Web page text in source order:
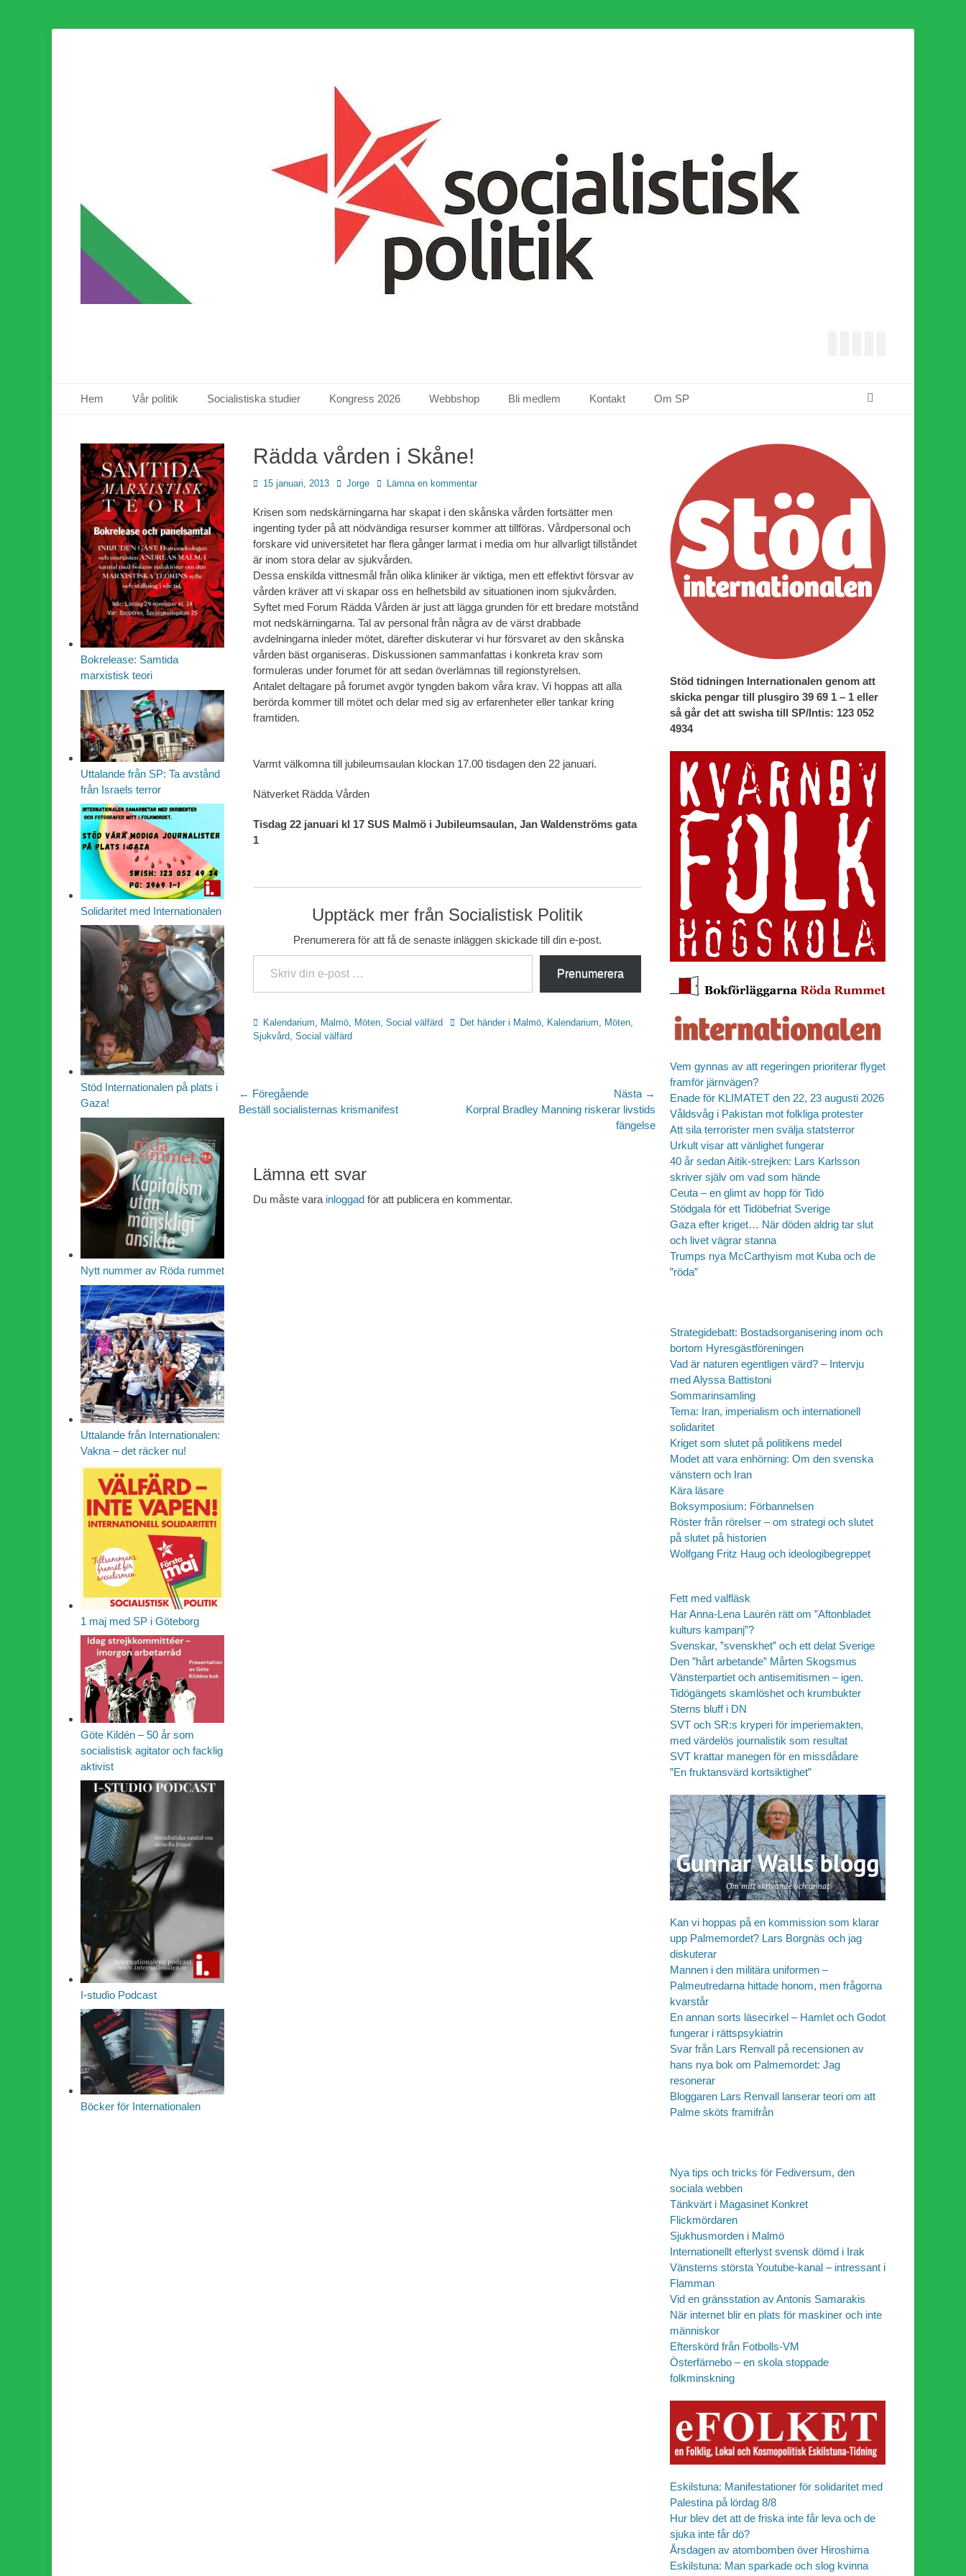
Primär meny
Hem Vår politik Socialistiska studier Kongress 2026 Webbshop Bli medlem Kontakt Om SP
Rädda vården i Skåne!
Publicerad
15 januari, 2013 Författare
Jorge Lämna en kommentar
Krisen som nedskärningarna har skapat i den skånska vården fortsätter men
ingenting tyder på att nödvändiga resurser kommer att tillföras. Vårdpersonal och
forskare vid universitetet har flera gånger larmat i media om hur allvarligt tillståndet
är inom stora delar av sjukvården.
Dessa enskilda vittnesmål från olika kliniker är viktiga, men ett effektivt försvar av
vården kräver att vi skapar oss en helhetsbild av situationen inom sjukvården.
Syftet med Forum Rädda Vården är just att lägga grunden för ett bredare motstånd
mot nedskärningarna. Tal av personal från några av de värst drabbade
avdelningarna inleder mötet, därefter diskuterar vi hur försvaret av den skånska
vården bäst organiseras. Diskussionen sammanfattas i konkreta krav som
formuleras under forumet för att sedan överlämnas till regionstyrelsen.
Antalet deltagare på forumet avgör tyngden bakom våra krav. Vi hoppas att alla
berörda kommer till mötet och delar med sig av erfarenheter eller tankar kring
framtiden.
Varmt välkomna till jubileumsaulan klockan 17.00 tisdagen den 22 januari.
Nätverket Rädda Vården
Tisdag 22 januari kl 17 SUS Malmö i Jubileumsaulan, Jan Waldenströms gata
1
Upptäck mer från Socialistisk Politik
Prenumerera för att få de senaste inläggen skickade till din e-post.
Skriv din e-post …
Prenumerera
Kategorier
Kalendarium, Malmö, Möten, Social välfärd Etiketter
Det händer i Malmö, Kalendarium, Möten,
Sjukvård, Social välfärd
Inläggsnavigering
← Föregående
Föregående
Beställ socialisternas krismanifest
Nästa →
NästaKorpral Bradley Manning riskerar livstids
fängelse
Lämna ett svar
Du måste vara inloggad för att publicera en kommentar.
Stöd tidningen Internationalen genom att
skicka pengar till plusgiro 39 69 1 – 1 eller
så går det att swisha till SP/Intis: 123 052
4934
Vem gynnas av att regeringen prioriterar flyget
framför järnvägen?
Enade för KLIMATET den 22, 23 augusti 2026
Våldsvåg i Pakistan mot folkliga protester
Att sila terrorister men svälja statsterror
Urkult visar att vänlighet fungerar
40 år sedan Aitik-strejken: Lars Karlsson
skriver själv om vad som hände
Ceuta – en glimt av hopp för Tidö
Stödgala för ett Tidöbefriat Sverige
Gaza efter kriget… När döden aldrig tar slut
och livet vägrar stanna
Trumps nya McCarthyism mot Kuba och de
”röda”
Strategidebatt: Bostadsorganisering inom och
bortom Hyresgästföreningen
Vad är naturen egentligen värd? – Intervju
med Alyssa Battistoni
Sommarinsamling
Tema: Iran, imperialism och internationell
solidaritet
Kriget som slutet på politikens medel
Modet att vara enhörning: Om den svenska
vänstern och Iran
Kära läsare
Boksymposium: Förbannelsen
Röster från rörelser – om strategi och slutet
på slutet på historien
Wolfgang Fritz Haug och ideologibegreppet
Fett med valfläsk
Har Anna-Lena Laurén rätt om ”Aftonbladet
kulturs kampanj”?
Svenskar, ”svenskhet” och ett delat Sverige
Den ”hårt arbetande” Mårten Skogsmus
Vänsterpartiet och antisemitismen – igen.
Tidögängets skamlöshet och krumbukter
Sterns bluff i DN
SVT och SR:s kryperi för imperiemakten,
med värdelös journalistik som resultat
SVT krattar manegen för en missdådare
”En fruktansvärd kortsiktighet”
Kan vi hoppas på en kommission som klarar
upp Palmemordet? Lars Borgnäs och jag
diskuterar
Mannen i den militära uniformen –
Palmeutredarna hittade honom, men frågorna
kvarstår
En annan sorts läsecirkel – Hamlet och Godot
fungerar i rättspsykiatrin
Svar från Lars Renvall på recensionen av
hans nya bok om Palmemordet: Jag
resonerar
Bloggaren Lars Renvall lanserar teori om att
Palme sköts framifrån
Nya tips och tricks för Fediversum, den
sociala webben
Tänkvärt i Magasinet Konkret
Flickmördaren
Sjukhusmorden i Malmö
Internationellt efterlyst svensk dömd i Irak
Vänsterns största Youtube-kanal – intressant i
Flamman
Vid en gränsstation av Antonis Samarakis
När internet blir en plats för maskiner och inte
människor
Efterskörd från Fotbolls-VM
Österfärnebo – en skola stoppade
folkminskning
Eskilstuna: Manifestationer för solidaritet med
Palestina på lördag 8/8
Hur blev det att de friska inte får leva och de
sjuka inte får dö?
Årsdagen av atombomben över Hiroshima
Eskilstuna: Man sparkade och slog kvinna
Bokrelease: Samtida
marxistisk teori
Uttalande från SP: Ta avstånd
från Israels terror
Solidaritet med Internationalen
Stöd Internationalen på plats i
Gaza!
Nytt nummer av Röda rummet
Uttalande från Internationalen:
Vakna – det räcker nu!
1 maj med SP i Göteborg
Göte Kildén – 50 år som
socialistisk agitator och facklig
aktivist
I-studio Podcast
Böcker för Internationalen